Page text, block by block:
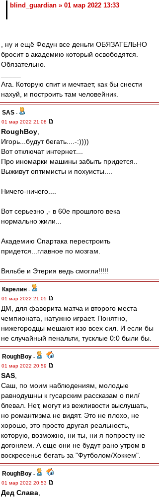
blind_guardian » 01 мар 2022 13:33
, ну и ещё Федун все деньги ОБЯЗАТЕЛЬНО
бросит в академию который освободятся.
Обязательно.
Ага. Которую спит и мечтает, как бы снести
нахуй, и построить там человейник.
SAS -
01 мар 2022 21:08
RoughBoy
Игорь...будут бегать....-:))))
Вот отключат интернет....
Про иномарки машины забыть придется..
Выживут оптимисты и похуисты....
Ничего-ничего....
Вот серьезно ,- в 60е прошлого века
нормально жили...
Академию Спартака перестроить
придется...главное по мозгам.
Вяльбе и Этерия ведь смогли!!!!!
Карелин -
01 мар 2022 21:05
ДМ, для фаворита матча и второго места
чемпионата, натужно играет. Понятно,
нижегородцы мешают изо всех сил. И если бы
не случайный пенальти, тусклые 0:0 были бы.
RoughBoy -
01 мар 2022 20:59
SAS
Саш, по моим наблюдениям, молодые
равнодушны к гусарским рассказам о пил/
блевал. Нет, могут из вежливости выслушать,
но романтизма не видят. Это не плохо, не
хорошо, это просто другая реальность,
которую, возможно, ни ты, ни я попросту не
догоняем. А еще они не будут рано утром в
воскресенье бегать за "Футболом/Хоккем".
RoughBoy -
01 мар 2022 20:53
Дед Слава